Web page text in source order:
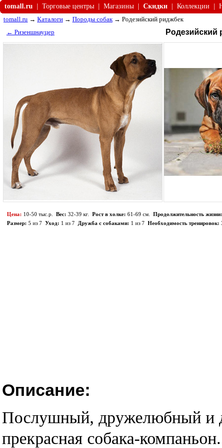
tomall.ru Торговые центры Магазины Скидки Коллекции
tomall.ru → Каталоги → Породы собак→ Родезийский риджбек
← Ризеншнауцер
Родезийский
Цена: 10-50 тыс.р. Вес: 32-39 кг. Рост в холке: 61-69 см. Продолжительность жизни:
Размер: 5 из 7 Уход: 1 из 7 Дружба с собаками: 1 из 7 Необходимость тренировок:
Описание:
Послушный, дружелюбный и
прекрасная собака-